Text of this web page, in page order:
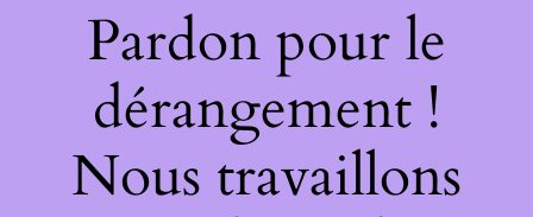
Pardon pour le
dérangement !
Nous travaillons